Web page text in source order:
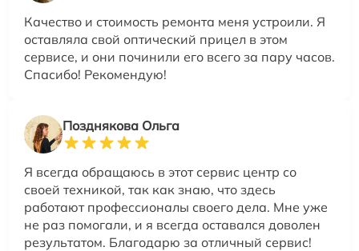
Качество и стоимость ремонта меня устроили. Я
оставляла свой оптический прицел в этом
сервисе, и они починили его всего за пару часов.
Спасибо! Рекомендую!
Позднякова Ольга
Я всегда обращаюсь в этот сервис центр со
своей техникой, так как знаю, что здесь
работают профессионалы своего дела. Мне уже
не раз помогали, и я всегда оставался доволен
результатом. Благодарю за отличный сервис!